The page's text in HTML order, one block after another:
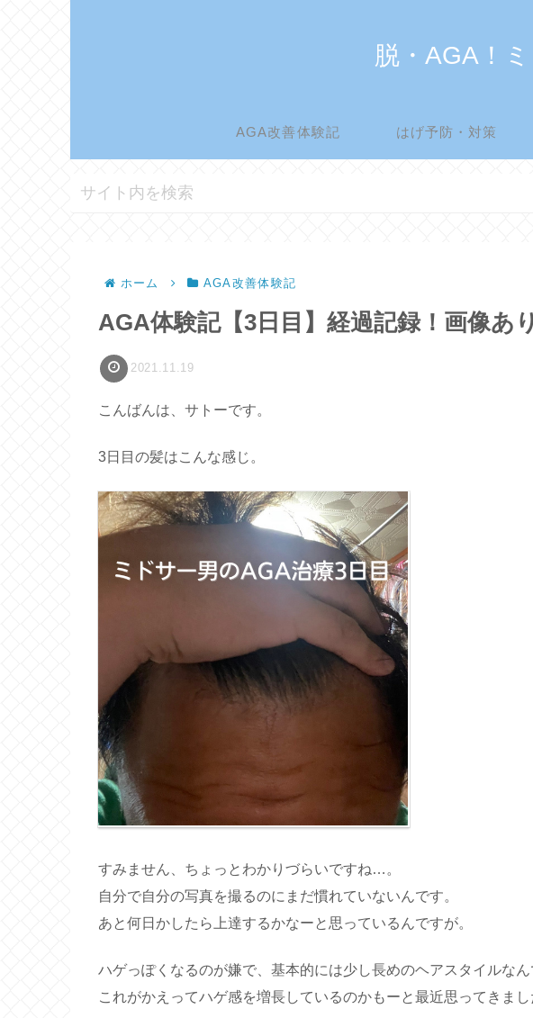
脱・AGA！
AGA改善体験記 はげ予防・対策
ホーム AGA改善体験記
AGA体験記【3日目】経過記録！画像あ
2021.11.19
こんばんは、サトーです。
3日目の髪はこんな感じ。
すみません、ちょっとわかりづらいですね…。
自分で自分の写真を撮るのにまだ慣れていないんです。
あと何日かしたら上達するかなーと思っているんですが。
ハゲっぽくなるのが嫌で、基本的には少し長めのヘアスタイルなん
これがかえってハゲ感を増長しているのかもーと最近思ってきまし